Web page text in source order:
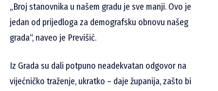
„Broj stanovnika u našem gradu je sve manji. Ovo je
jedan od prijedloga za demografsku obnovu našeg
grada“, naveo je Previšić.
Iz Grada su dali potpuno neadekvatan odgovor na
vijećničko traženje, ukratko – daje županija, zašto bi